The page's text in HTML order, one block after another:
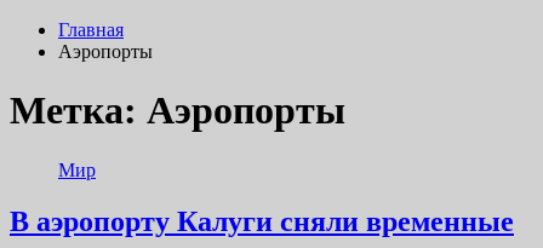
Главная
Аэропорты
Метка: Аэропорты
Мир
В аэропорту Калуги сняли временные